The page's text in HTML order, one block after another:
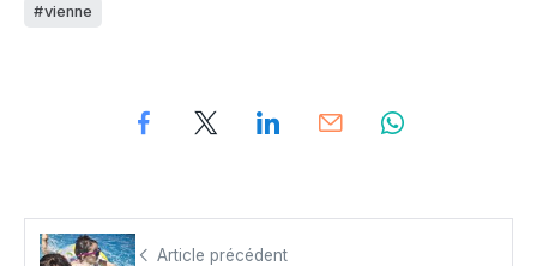
vienne
Article précédent